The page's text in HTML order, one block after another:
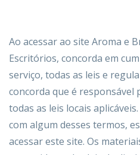
Ao acessar ao site Aroma e
Escritórios, concorda em
serviço, todas as leis e
concorda que é responsável
todas as leis locais
com algum desses termos,
acessar este site. Os